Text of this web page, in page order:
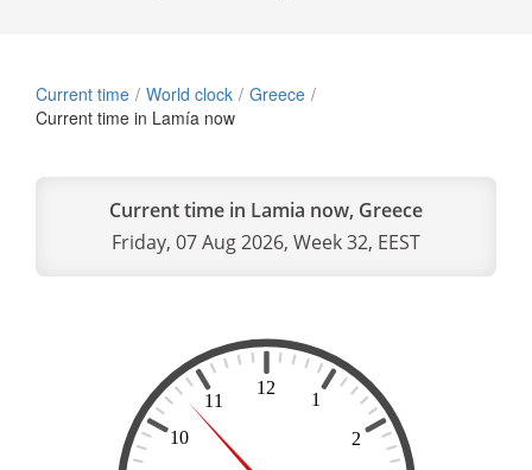
Current time World clock
Greece
Current time in Lamía now
Current time in Lamia now, Greece
Friday, 07 Aug 2026, Week 32, EEST